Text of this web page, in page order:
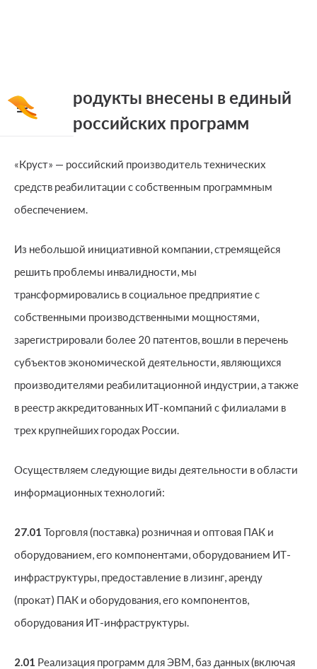
Наши продукты внесены в единый
реестр российских программ
«Круст» — российский производитель технических
средств реабилитации с собственным программным
обеспечением.
Из небольшой инициативной компании, стремящейся
решить проблемы инвалидности, мы
трансформировались в социальное предприятие с
собственными производственными мощностями,
зарегистрировали более 20 патентов, вошли в перечень
субъектов экономической деятельности, являющихся
производителями реабилитационной индустрии, а также
в реестр аккредитованных ИТ-компаний с филиалами в
трех крупнейших городах России.
Осуществляем следующие виды деятельности в области
информационных технологий:
27.01 Торговля (поставка) розничная и оптовая ПАК и
оборудованием, его компонентами, оборудованием ИТ-
инфраструктуры, предоставление в лизинг, аренду
(прокат) ПАК и оборудования, его компонентов,
оборудования ИТ-инфраструктуры.
2.01 Реализация программ для ЭВМ, баз данных (включая